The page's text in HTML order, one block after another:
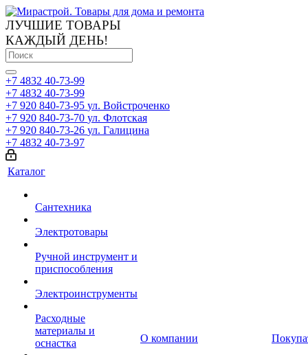
ЛУЧШИЕ ТОВАРЫ
КАЖДЫЙ ДЕНЬ!
+7 4832 40-73-99
+7 4832 40-73-99
+7 920 840-73-95 ул. Войстроченко
+7 920 840-73-70 ул. Флотская
+7 920 840-73-26 ул. Галицина
+7 4832 40-73-97
Каталог
Сантехника
Электротовары
Ручной инструмент и
приспособления
Электроинструменты
Расходные
материалы и
оснастка
О компании